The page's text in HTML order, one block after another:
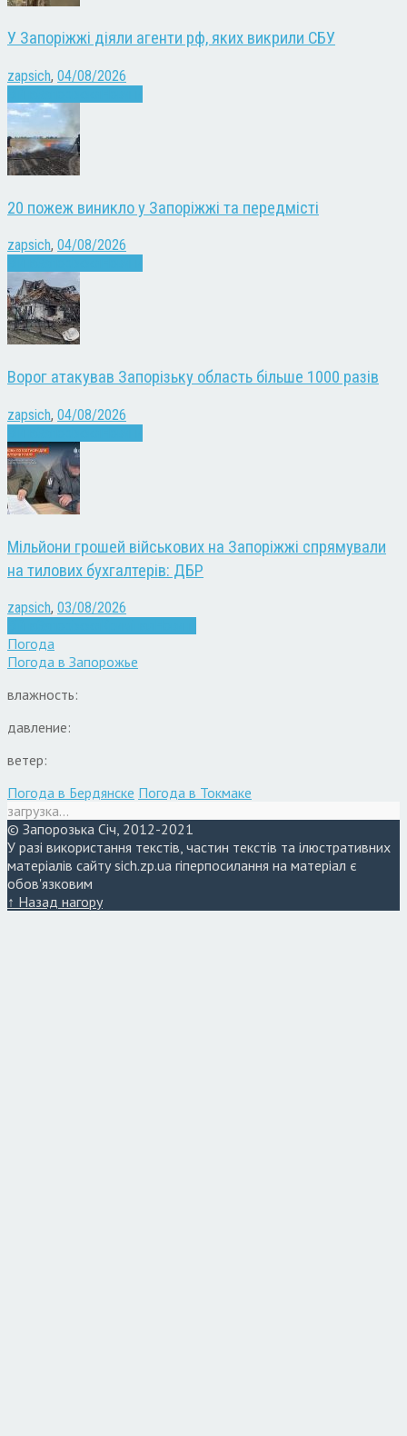
У Запоріжжі діяли агенти рф, яких викрили СБУ
zapsich, 04/08/2026
20 пожеж виникло у Запоріжжі та передмісті
zapsich, 04/08/2026
Ворог атакував Запорізьку область більше 1000 разів
zapsich, 04/08/2026
Мільйони грошей військових на Запоріжжі спрямували
на тилових бухгалтерів: ДБР
zapsich, 03/08/2026
Погода
Погода в Запорожье
влажность:
давление:
ветер:
Погода в Бердянске Погода в Токмаке
загрузка...
© Запорозька Січ, 2012-2021
У разі використання текстів, частин текстів та ілюстративних
матеріалів сайту sich.zp.ua гіперпосилання на матеріал є
обов'язковим
↑ Назад нагору